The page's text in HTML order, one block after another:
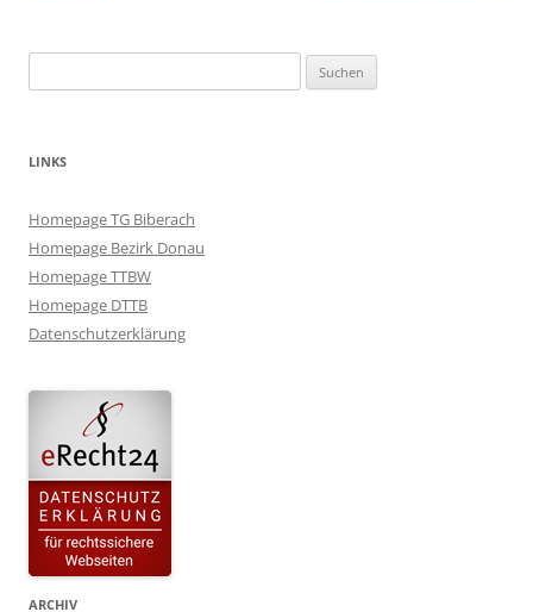
nach:
LINKS
Homepage TG Biberach
Homepage Bezirk Donau
Homepage TTBW
Homepage DTTB
Datenschutzerklärung
ARCHIV